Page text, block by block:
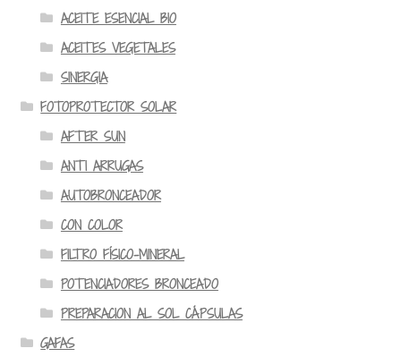
ACEITE ESENCIAL BIO
ACEITES VEGETALES
SINERGIA
FOTOPROTECTOR SOLAR
AFTER SUN
ANTI ARRUGAS
AUTOBRONCEADOR
CON COLOR
FILTRO FÍSICO-MINERAL
POTENCIADORES BRONCEADO
PREPARACION AL SOL CÁPSULAS
GAFAS